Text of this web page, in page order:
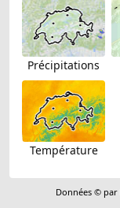
Précipitations
Température
Données © par